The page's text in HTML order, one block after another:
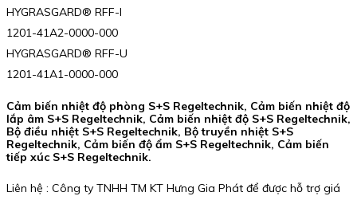
HYGRASGARD® RFF-I
1201-41A2-0000-000
HYGRASGARD® RFF-U
1201-41A1-0000-000
Cảm biến nhiệt độ phòng S+S Regeltechnik, Cảm biến nhiệt độ
lắp âm S+S Regeltechnik, Cảm biến nhiệt độ S+S Regeltechnik,
Bộ điều nhiệt S+S Regeltechnik, Bộ truyền nhiệt S+S
Regeltechnik, Cảm biến độ ẩm S+S Regeltechnik, Cảm biến
tiếp xúc S+S Regeltechnik.
Liên hệ : Công ty TNHH TM KT Hưng Gia Phát để được hỗ trợ giá